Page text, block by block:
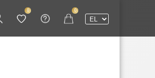
0 0